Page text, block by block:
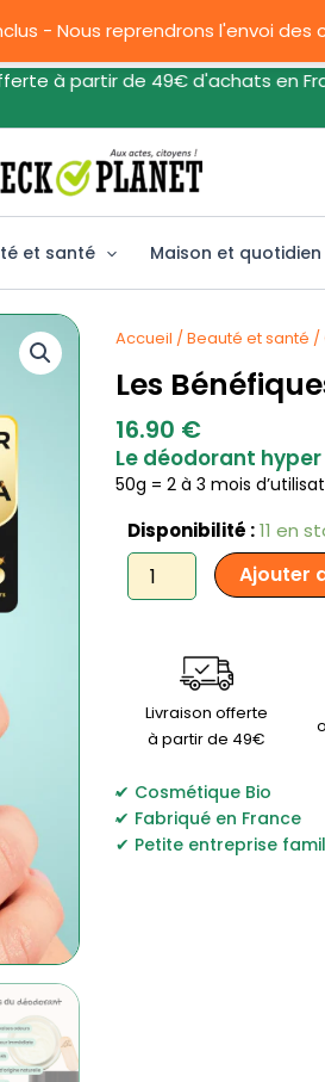
- Nous reprendrons l'envoi
à partir de 49€ d'achats en France
et santé Maison et quotidien
Accueil /Beauté et santé /
Les
16.90 €
Le déodorant
50g = 2 à 3 mois
Disponibilité :11 en
quantité
de
Les
Bénéfiques
déodorant
Ajouter
Livraison offerte
à partir de 49€
Cosmétique Bio
,
Fabriqué en France
,
Petite entreprise